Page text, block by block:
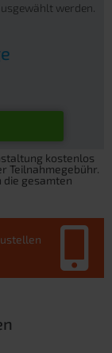
werden.
kostenlos
Teilnahmegebühr.
gesamten